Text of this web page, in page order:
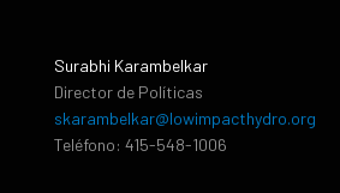
Surabhi Karambelkar
Director de Políticas
skarambelkar@lowimpacthydro.org
Teléfono: 415-548-1006